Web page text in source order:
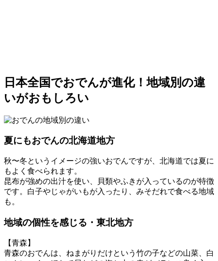
日本全国でおでんが進化！地域別の違
いがおもしろい
夏にもおでんの北海道地方
秋〜冬というイメージの強いおでんですが、北海道では夏に
もよく食べられます。
昆布が強めの出汁を使い、貝類やふきが入っているのが特徴
です。白子やじゃがいもが入ったり、みそだれで食べる地域
も。
地域の個性を感じる・東北地方
【青森】
青森のおでんは、ねまがりだけという竹の子などの山菜、白